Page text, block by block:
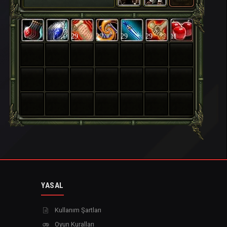
29 29 29 29 11
YASAL
Kullanım Şartları
Oyun Kuralları